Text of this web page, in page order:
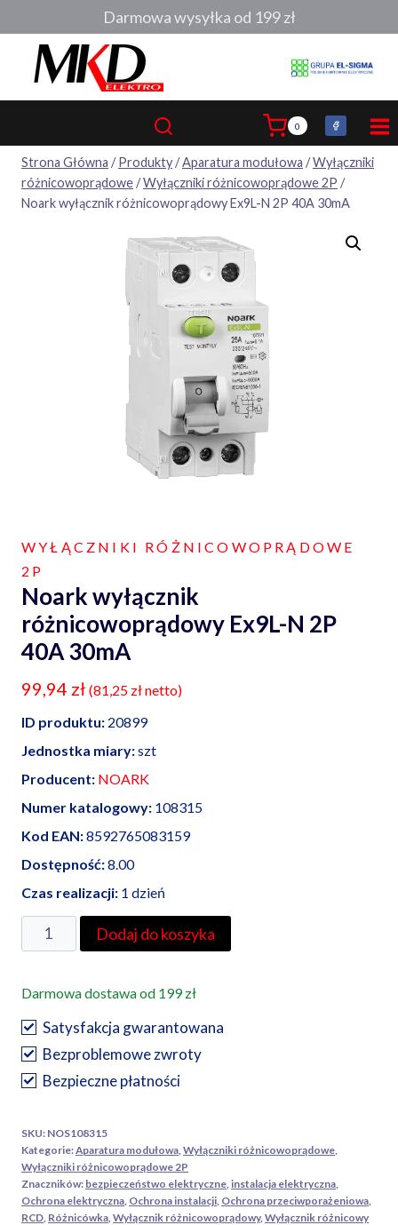
do
0
Strona Główna / Produkty/Aparatura modułowa /Wyłączniki
różnicowoprądowe/Wyłączniki różnicowoprądowe 2P /
Noark wyłącznik różnicowoprądowy Ex9L-N 2P 40A 30mA
WYŁĄCZNIKI RÓŻNICOWOPRĄDOWE
2P
Noark wyłącznik
różnicowoprądowy Ex9L-N 2P
40A 30mA
99,94 zł (81,25 złnetto)
ID produktu: 20899
Jednostka miary:szt
Producent: NOARK
Numer katalogowy: 108315
Kod EAN:8592765083159
Dostępność:8.00
Czas realizacji: 1 dzień
ilość
Noark
różnicowoprądowy
Ex9L-
N
2P
40A
Dodaj do koszyka
Darmowa dostawa od 199 zł
Satysfakcja gwarantowana
Bezproblemowe zwroty
Bezpieczne płatności
SKU: NOS108315
Kategorie:Aparatura modułowa Wyłączniki różnicowoprądowe
Wyłączniki różnicowoprądowe 2P
Znaczników: bezpieczeństwo elektryczne instalacja elektryczna
Ochrona elektryczna Ochrona instalacji Ochrona przeciwporażeniowa
RCD Różnicówka Wyłącznik różnicowoprądowy, Wyłącznik różnicowy
Darmowa wysyłka od 199 zł